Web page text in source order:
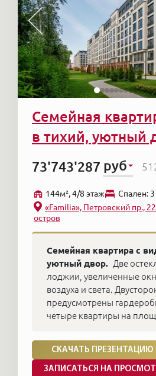
Семейная
в тихий, уютный
73'743'287 руб
144м², 4/8 этаж
Cпален: 3
«Familia», Петровский пр., 22
остров
Семейная квартира с
уютный двор. Две
лоджии, увеличенные
воздуха и света.
предусмотрены
четыре квартиры на
СКАЧАТЬ ПРЕЗЕНТАЦИЮ
ЗАПИСАТЬСЯ НА